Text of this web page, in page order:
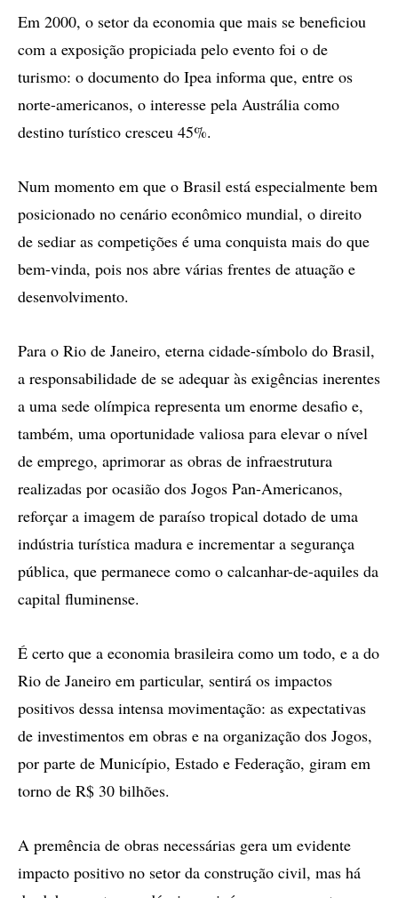
Em 2000, o setor da economia que mais se beneficiou
com a exposição propiciada pelo evento foi o de
turismo: o documento do Ipea informa que, entre os
norte-americanos, o interesse pela Austrália como
destino turístico cresceu 45%.
Num momento em que o Brasil está especialmente bem
posicionado no cenário econômico mundial, o direito
de sediar as competições é uma conquista mais do que
bem-vinda, pois nos abre várias frentes de atuação e
desenvolvimento.
Para o Rio de Janeiro, eterna cidade-símbolo do Brasil,
a responsabilidade de se adequar às exigências inerentes
a uma sede olímpica representa um enorme desafio e,
também, uma oportunidade valiosa para elevar o nível
de emprego, aprimorar as obras de infraestrutura
realizadas por ocasião dos Jogos Pan-Americanos,
reforçar a imagem de paraíso tropical dotado de uma
indústria turística madura e incrementar a segurança
pública, que permanece como o calcanhar-de-aquiles da
capital fluminense.
É certo que a economia brasileira como um todo, e a do
Rio de Janeiro em particular, sentirá os impactos
positivos dessa intensa movimentação: as expectativas
de investimentos em obras e na organização dos Jogos,
por parte de Município, Estado e Federação, giram em
torno de R$ 30 bilhões.
A premência de obras necessárias gera um evidente
impacto positivo no setor da construção civil, mas há